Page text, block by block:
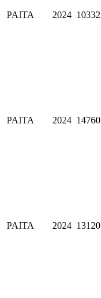
PAITA 2024 10332
PAITA 2024 14760
PAITA 2024 13120